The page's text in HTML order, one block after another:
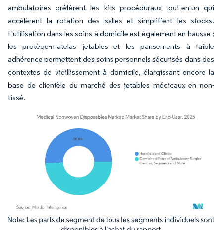
ambulatoires préfèrent les kits procéduraux tout-en-un qui
accélèrent la rotation des salles et simplifient les stocks.
L'utilisation dans les soins à domicile est également en hausse ;
les protège-matelas jetables et les pansements à faible
adhérence permettent des soins personnels sécurisés dans des
contextes de vieillissement à domicile, élargissant encore la
base de clientèle du marché des jetables médicaux en non-
tissé.
Image © Mordor Intelligence. La réutilisation nécessite une attribution sous CC BY